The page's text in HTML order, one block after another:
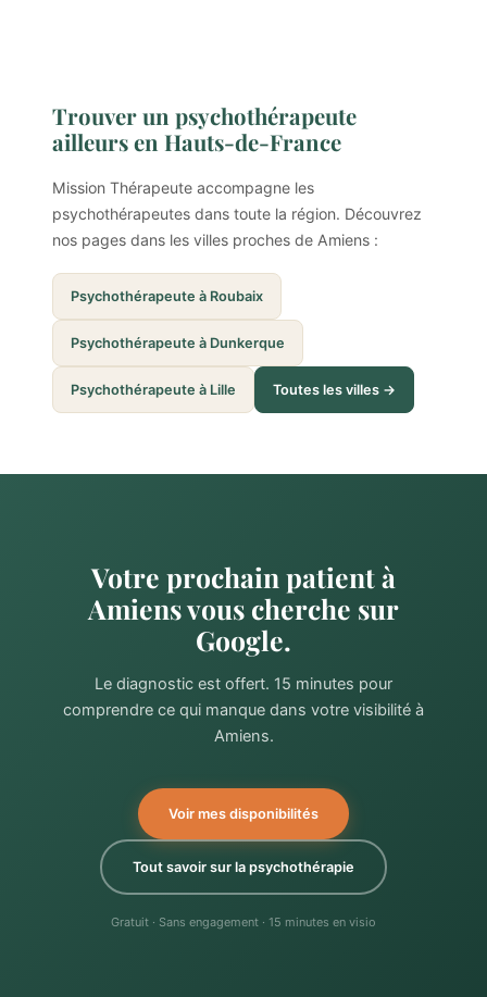
Trouver un psychothérapeute
ailleurs en Hauts-de-France
Mission Thérapeute accompagne les
psychothérapeutes dans toute la région. Découvrez
nos pages dans les villes proches de Amiens :
Psychothérapeute à Roubaix
Psychothérapeute à Dunkerque
Psychothérapeute à Lille Toutes les villes →
Votre prochain patient à
Amiens vous cherche sur
Google.
Le diagnostic est offert. 15 minutes pour
comprendre ce qui manque dans votre visibilité à
Amiens.
Voir mes disponibilités
Tout savoir sur la psychothérapie
Gratuit · Sans engagement · 15 minutes en visio